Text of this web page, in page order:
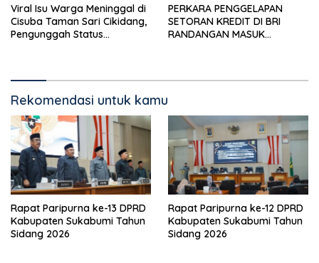
Viral Isu Warga Meninggal di
Cisuba Taman Sari Cikidang,
Pengunggah Status
PERKARA PENGGELAPAN
SETORAN KREDIT DI BRI
RANDANGAN MASUK
Rekomendasi untuk kamu
Rapat Paripurna ke-13 DPRD
Kabupaten Sukabumi Tahun
Sidang 2026
Rapat Paripurna ke-12 DPRD
Kabupaten Sukabumi Tahun
Sidang 2026